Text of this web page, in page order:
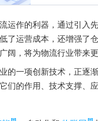
运作的利器，通过引入
了运营成本，还增强了
阔，将为物流行业带来更
的一项创新技术，正逐
们的作用、技术支撑、